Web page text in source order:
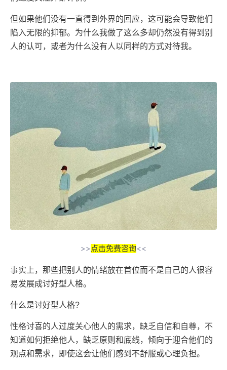
但如果他们没有一直得到外界的回应，这可能会导致他们
陷入无限的抑郁。为什么我做了这么多却仍然没有得到别
人的认可，或者为什么没有人以同样的方式对待我。
>>点击免费咨询<<
事实上，那些把别人的情绪放在首位而不是自己的人很容
易发展成讨好型人格。
什么是讨好型人格?
性格讨喜的人过度关心他人的需求，缺乏自信和自尊，不
知道如何拒绝他人，缺乏原则和底线，倾向于迎合他们的
观点和需求，即使这会让他们感到不舒服或心理负担。